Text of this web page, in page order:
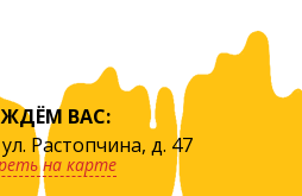
ВАС:
Растопчина, д. 47
на карте